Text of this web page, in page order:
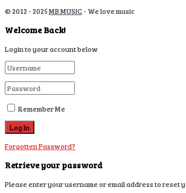
© 2012 - 2025MB MUSIC- We love music
Welcome Back!
Login to your account below
Remember Me
Forgotten Password?
Retrieve your password
Please enter your username or email address to reset